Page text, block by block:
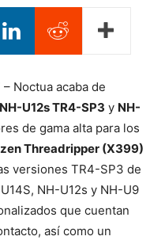
Noctua acaba de
NH-U12s TR4-SP3 y NH-
de gama alta para los
Threadripper (X399)
versiones TR4-SP3 de
NH-U12s y NH-U9
que cuentan
así como un